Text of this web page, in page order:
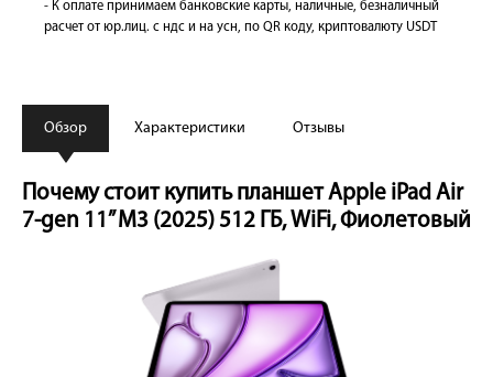
- К оплате принимаем банковские карты, наличные, безналичный
расчет от юр.лиц. с ндс и на усн, по QR коду, криптовалюту USDT
Обзор Характеристики Отзывы
Почему стоит купить планшет Apple iPad Air
7-gen 11” M3 (2025) 512 ГБ, WiFi, Фиолетовый